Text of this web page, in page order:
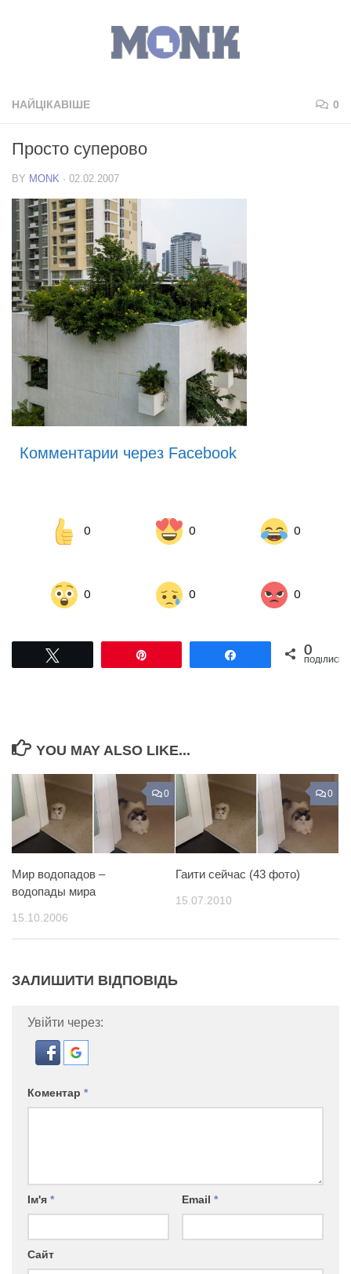
НАЙЦІКАВІШЕ 0
Просто суперово
BY MONK · 02.02.2007
Комментарии через Facebook
0 0 0
0 0 0
Поділитися0
ПОДІЛИСЬ
YOU MAY ALSO LIKE...
0
Мир водопадов –
водопады мира
15.10.2006
0
Гаити сейчас (43 фото)
15.07.2010
ЗАЛИШИТИ ВІДПОВІДЬ
Увійти через:
Коментар *
Ім'я * Email *
Сайт